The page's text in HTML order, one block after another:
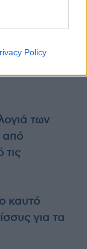
Policy
ο ΠΟΥ και
των
από
τις
καυτό
για τα